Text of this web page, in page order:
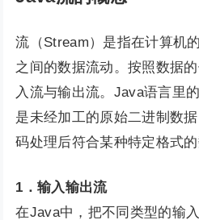
流（Stream）是指在计算机
之间的数据流动。按照数据
入流与输出流。Java语言里
是未经加工的原始二进制数
码处理后符合某种特定格式的
1．输入输出流
在Java中，把不同类型的输